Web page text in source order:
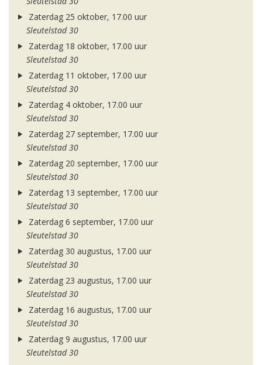
Zaterdag 25 oktober, 17.00 uur
Sleutelstad 30
Zaterdag 18 oktober, 17.00 uur
Sleutelstad 30
Zaterdag 11 oktober, 17.00 uur
Sleutelstad 30
Zaterdag 4 oktober, 17.00 uur
Sleutelstad 30
Zaterdag 27 september, 17.00 uur
Sleutelstad 30
Zaterdag 20 september, 17.00 uur
Sleutelstad 30
Zaterdag 13 september, 17.00 uur
Sleutelstad 30
Zaterdag 6 september, 17.00 uur
Sleutelstad 30
Zaterdag 30 augustus, 17.00 uur
Sleutelstad 30
Zaterdag 23 augustus, 17.00 uur
Sleutelstad 30
Zaterdag 16 augustus, 17.00 uur
Sleutelstad 30
Zaterdag 9 augustus, 17.00 uur
Sleutelstad 30